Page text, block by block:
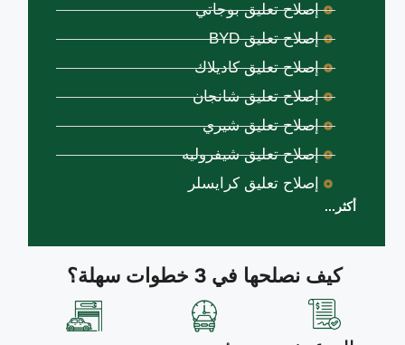
كيف نصلحها في 3 خطوات سهلة؟
إصلاح تعليق بوجاتي
إصلاح تعليق BYD
إصلاح تعليق كاديلاك
إصلاح تعليق شانجان
إصلاح تعليق شيري
إصلاح تعليق شيفروليه
إصلاح تعليق كرايسلر
أكثر...